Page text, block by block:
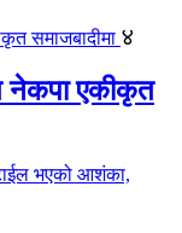
४
नेकपा एकीकृत